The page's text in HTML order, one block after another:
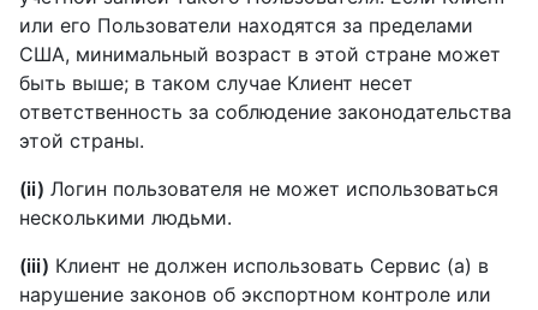
или его Пользователи находятся за пределами
США, минимальный возраст в этой стране может
быть выше; в таком случае Клиент несет
ответственность за соблюдение законодательства
этой страны.
(ii) Логин пользователя не может использоваться
несколькими людьми.
(iii) Клиент не должен использовать Сервис (а) в
нарушение законов об экспортном контроле или